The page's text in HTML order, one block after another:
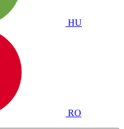
HU
RO